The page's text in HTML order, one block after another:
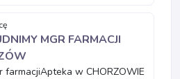
MGR FARMACJI
farmacjiApteka w CHORZOWIE